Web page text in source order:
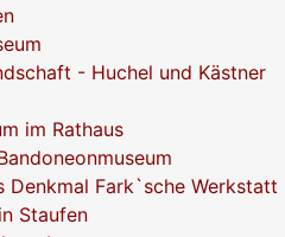
- Huchel und Kästner
im Rathaus
Denkmal Fark`sche Werkstatt
Staufen